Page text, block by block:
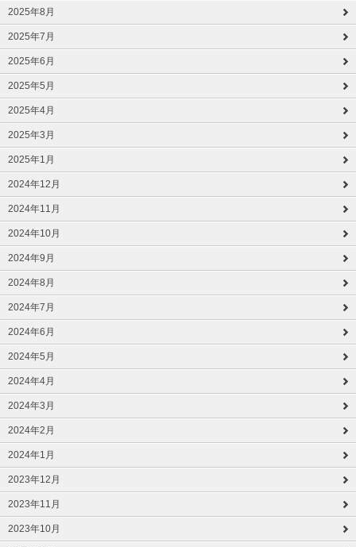
2025年8月
2025年7月
2025年6月
2025年5月
2025年4月
2025年3月
2025年1月
2024年12月
2024年11月
2024年10月
2024年9月
2024年8月
2024年7月
2024年6月
2024年5月
2024年4月
2024年3月
2024年2月
2024年1月
2023年12月
2023年11月
2023年10月